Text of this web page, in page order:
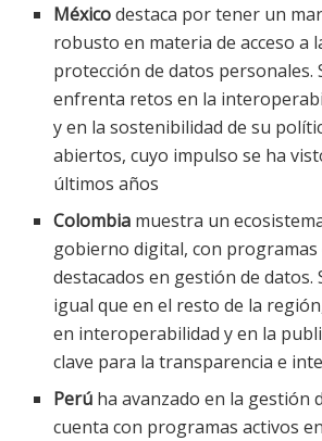
Méxicodestaca por tener un
robusto en materia de acceso a
protección de datos personales.
enfrenta retos en la
y en la sostenibilidad de su
abiertos, cuyo impulso se ha
últimos años
Colombia muestra un
gobierno digital, con
destacados en gestión de datos.
igual que en el resto de la
en interoperabilidad y en la
clave para la transparencia e
Perú ha avanzado en la gestión
cuenta con programas activos